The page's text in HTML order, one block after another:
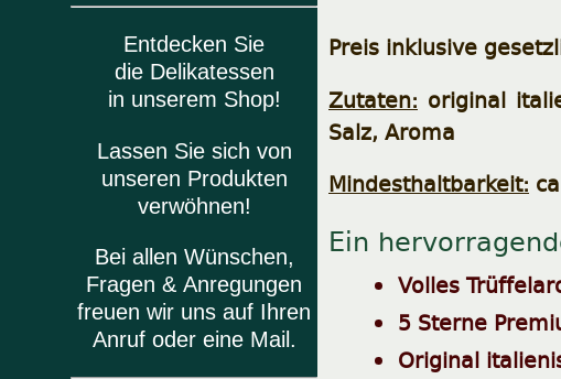
Entdecken Sie
die Delikatessen
in unserem Shop!
Lassen Sie sich von
unseren Produkten
verwöhnen!
Bei allen Wünschen,
Fragen & Anregungen
freuen wir uns auf Ihren
Anruf oder eine Mail.
Preis inklusive
Zutaten: original
Salz, Aroma
Mindesthaltbarkeit:
Ein
Volles
5 Sterne
Original